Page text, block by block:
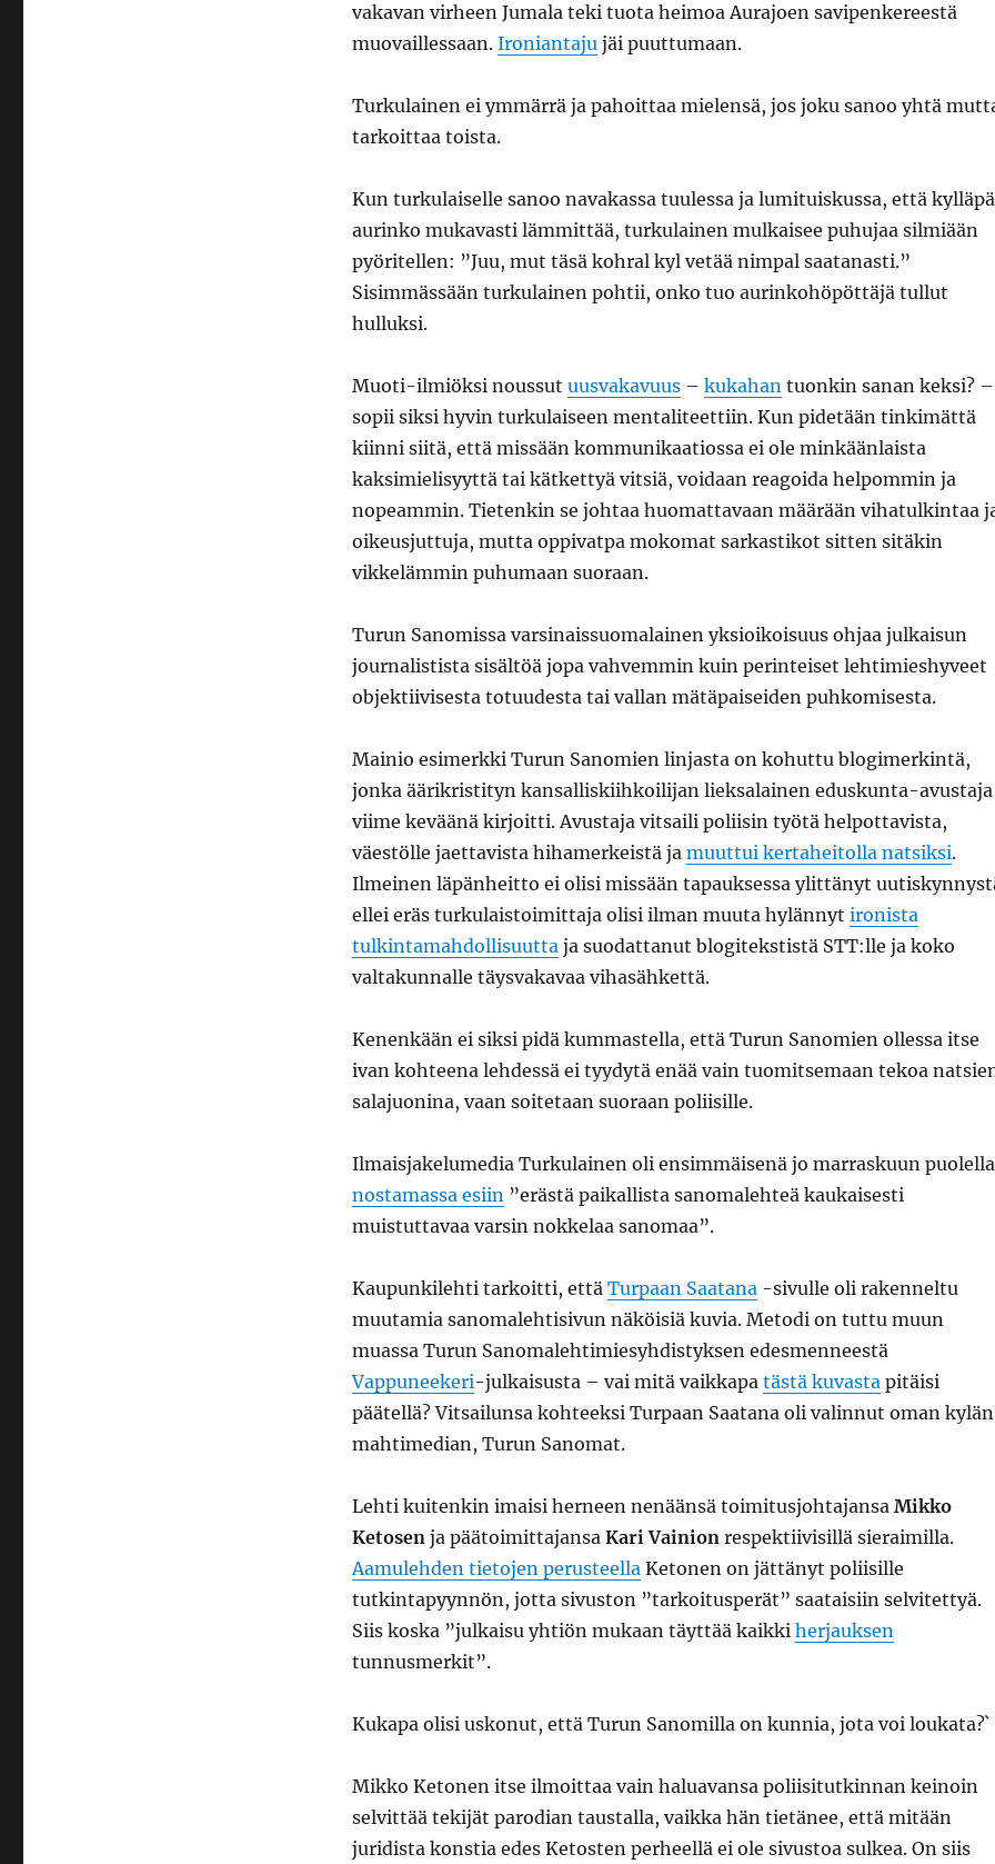
vakavan virheen Jumala teki tuota heimoa Aurajoen savipenkereestä
muovaillessaan. Ironiantajujäi puuttumaan.
Turkulainen ei ymmärrä ja pahoittaa mielensä, jos joku sanoo yhtä
tarkoittaa toista.
Kun turkulaiselle sanoo navakassa tuulessa ja lumituiskussa, että kylläpä
aurinko mukavasti lämmittää, turkulainen mulkaisee puhujaa silmiään
pyöritellen: ”Juu, mut täsä kohral kyl vetää nimpal saatanasti.”
Sisimmässään turkulainen pohtii, onko tuo aurinkohöpöttäjä tullut
hulluksi.
Muoti-ilmiöksi noussut uusvakavuus– kukahantuonkin sanan keksi? –
sopii siksi hyvin turkulaiseen mentaliteettiin. Kun pidetään tinkimättä
kiinni siitä, että missään kommunikaatiossa ei ole minkäänlaista
kaksimielisyyttä tai kätkettyä vitsiä, voidaan reagoida helpommin ja
nopeammin. Tietenkin se johtaa huomattavaan määrään vihatulkintaa
oikeusjuttuja, mutta oppivatpa mokomat sarkastikot sitten sitäkin
vikkelämmin puhumaan suoraan.
Turun Sanomissa varsinaissuomalainen yksioikoisuus ohjaa julkaisun
journalistista sisältöä jopa vahvemmin kuin perinteiset lehtimieshyveet
objektiivisesta totuudesta tai vallan mätäpaiseiden puhkomisesta.
Mainio esimerkki Turun Sanomien linjasta on kohuttu blogimerkintä,
jonka äärikristityn kansalliskiihkoilijan lieksalainen eduskunta-avustaja
viime keväänä kirjoitti. Avustaja vitsaili poliisin työtä helpottavista,
väestölle jaettavista hihamerkeistä ja muuttui kertaheitolla natsiksi.
Ilmeinen läpänheitto ei olisi missään tapauksessa ylittänyt
ellei eräs turkulaistoimittaja olisi ilman muuta hylännyt ironista
tulkintamahdollisuuttaja suodattanut blogitekstistä STT:lle ja koko
valtakunnalle täysvakavaa vihasähkettä.
Kenenkään ei siksi pidä kummastella, että Turun Sanomien ollessa itse
ivan kohteena lehdessä ei tyydytä enää vain tuomitsemaan tekoa
salajuonina, vaan soitetaan suoraan poliisille.
Ilmaisjakelumedia Turkulainen oli ensimmäisenä jo marraskuun puolella
nostamassa esiin”erästä paikallista sanomalehteä kaukaisesti
muistuttavaa varsin nokkelaa sanomaa”.
Kaupunkilehti tarkoitti, että Turpaan Saatana-sivulle oli rakenneltu
muutamia sanomalehtisivun näköisiä kuvia. Metodi on tuttu muun
muassa Turun Sanomalehtimiesyhdistyksen edesmenneestä
Vappuneekeri-julkaisusta – vai mitä vaikkapa tästä kuvastapitäisi
päätellä? Vitsailunsa kohteeksi Turpaan Saatana oli valinnut oman kylän
mahtimedian, Turun Sanomat.
Lehti kuitenkin imaisi herneen nenäänsä toimitusjohtajansa Mikko
Ketosenja päätoimittajansa Kari Vainionrespektiivisillä sieraimilla.
Aamulehden tietojen perusteellaKetonen on jättänyt poliisille
tutkintapyynnön, jotta sivuston ”tarkoitusperät” saataisiin selvitettyä.
Siis koska ”julkaisu yhtiön mukaan täyttää kaikki herjauksen
tunnusmerkit”.
Kukapa olisi uskonut, että Turun Sanomilla on kunnia, jota voi loukata?`
Mikko Ketonen itse ilmoittaa vain haluavansa poliisitutkinnan keinoin
selvittää tekijät parodian taustalla, vaikka hän tietänee, että mitään
juridista konstia edes Ketosten perheellä ei ole sivustoa sulkea. On siis